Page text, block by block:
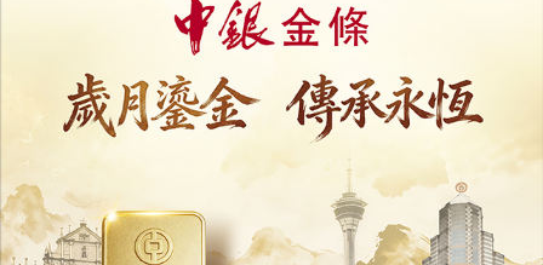
台男放定位器追蹤截殺女友
連砍十餘刀奪命棄屍水溝
29/06/2026 30623